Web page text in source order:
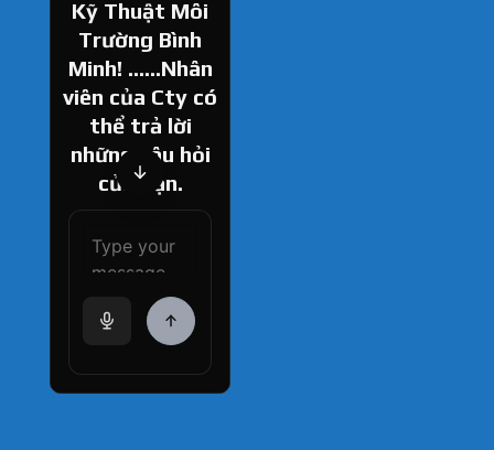
Kỹ Thuật Môi
Trường Bình
Minh! ......Nhân
viên của Cty có
thể trả lời
những câu hỏi
của bạn.
How can I help
you today?